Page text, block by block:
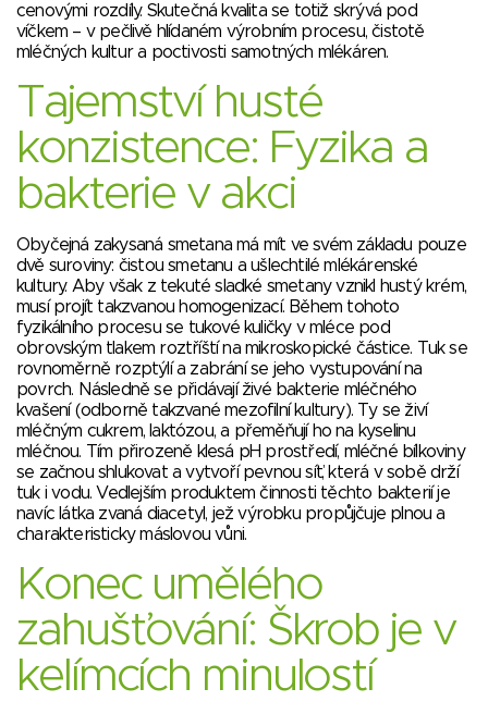
cenovými rozdíly. Skutečná kvalita se totiž skrývá pod
víčkem – v pečlivě hlídaném výrobním procesu, čistotě
mléčných kultur a poctivosti samotných mlékáren.
Tajemství husté
konzistence: Fyzika a
bakterie v akci
Obyčejná zakysaná smetana má mít ve svém základu pouze
dvě suroviny: čistou smetanu a ušlechtilé mlékárenské
kultury. Aby však z tekuté sladké smetany vznikl hustý krém,
musí projít takzvanou homogenizací. Během tohoto
fyzikálního procesu se tukové kuličky v mléce pod
obrovským tlakem roztříští na mikroskopické částice. Tuk se
rovnoměrně rozptýlí a zabrání se jeho vystupování na
povrch. Následně se přidávají živé bakterie mléčného
kvašení (odborně takzvané mezofilní kultury). Ty se živí
mléčným cukrem, laktózou, a přeměňují ho na kyselinu
mléčnou. Tím přirozeně klesá pH prostředí, mléčné bílkoviny
se začnou shlukovat a vytvoří pevnou síť, která v sobě drží
tuk i vodu. Vedlejším produktem činnosti těchto bakterií je
navíc látka zvaná diacetyl, jež výrobku propůjčuje plnou a
charakteristicky máslovou vůni.
Konec umělého
zahušťování: Škrob je v
kelímcích minulostí